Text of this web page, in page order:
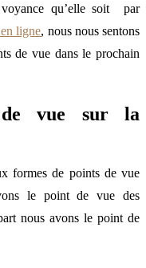
qu’elle soit par
ligne, nous nous sentons
de vue dans le prochain
de vue sur la
formes de points de vue
le point de vue des
nous avons le point de